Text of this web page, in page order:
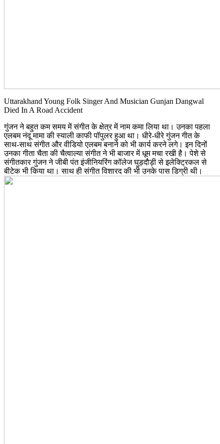
Uttarakhand Young Folk Singer And Musician Gunjan Dangwal
Died In A Road Accident
गुंजन ने बहुत कम समय में संगीत के क्षेत्र में नाम कमा लिया था। उनका पहला
एलबम नंदू मामा की स्याली काफी पॉपुलर हुआ था। धीरे-धीरे गुंजन गीत के
साथ-साथ संगीत और वीडियो एलबम बनाने को भी कार्य करने लगे। इन दिनों
उनका गीता चैता की चैत्वाल्या संगीत ने भी बाजार में धूम मचा रखी है। पेशे से
संगीतकार गुंजन ने जीबी पंत इंजीनियरिंग कॉलेज घुड़दौड़ी से इलेक्ट्रिकल से
बीटेक भी किया था। साथ ही संगीत विशारद की भी उनके पास डिग्री थी।